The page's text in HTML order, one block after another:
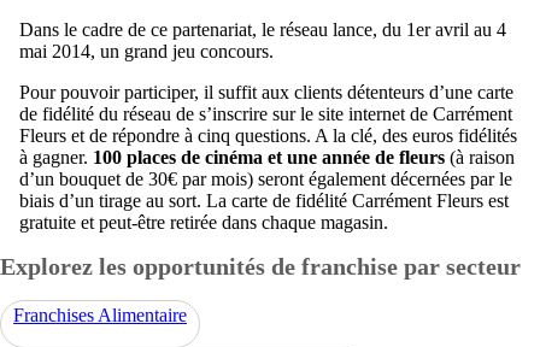
Dans le cadre de ce partenariat, le réseau lance, du 1er avril au 4
mai 2014, un grand jeu concours.
Pour pouvoir participer, il suffit aux clients détenteurs d’une carte
de fidélité du réseau de s’inscrire sur le site internet de Carrément
Fleurs et de répondre à cinq questions. A la clé, des euros fidélités
à gagner. 100 places de cinéma et une année de fleurs (à raison
d’un bouquet de 30€ par mois) seront également décernées par le
biais d’un tirage au sort. La carte de fidélité Carrément Fleurs est
gratuite et peut-être retirée dans chaque magasin.
Explorez les opportunités de franchise par secteur
Franchises Alimentaire